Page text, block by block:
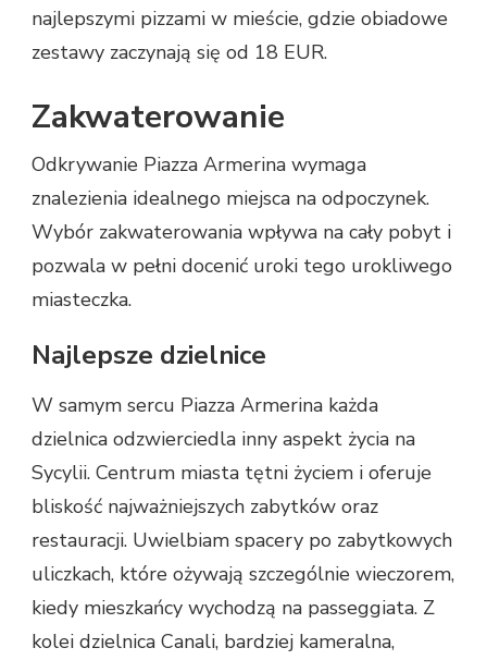
najlepszymi pizzami w mieście, gdzie obiadowe
zestawy zaczynają się od 18 EUR.
Zakwaterowanie
Odkrywanie Piazza Armerina wymaga
znalezienia idealnego miejsca na odpoczynek.
Wybór zakwaterowania wpływa na cały pobyt i
pozwala w pełni docenić uroki tego urokliwego
miasteczka.
Najlepsze dzielnice
W samym sercu Piazza Armerina każda
dzielnica odzwierciedla inny aspekt życia na
Sycylii. Centrum miasta tętni życiem i oferuje
bliskość najważniejszych zabytków oraz
restauracji. Uwielbiam spacery po zabytkowych
uliczkach, które ożywają szczególnie wieczorem,
kiedy mieszkańcy wychodzą na passeggiata. Z
kolei dzielnica Canali, bardziej kameralna,